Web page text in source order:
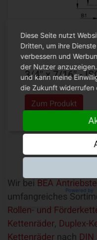
3/4″ x 7/16″ -
Zum Produkt
Wir bei BEA
umfangreiches
Rollen- und
Kettenräder, Duplex-
Diese Seite nutzt
Dritten, um ihre
verbessern und
der Nutzer
und kann meine
die Zukunft widerrufen
Powered by